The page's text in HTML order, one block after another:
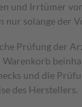
und Irrtümer
nur solange der
Prüfung der
Warenkorb
und die
des Herstellers.